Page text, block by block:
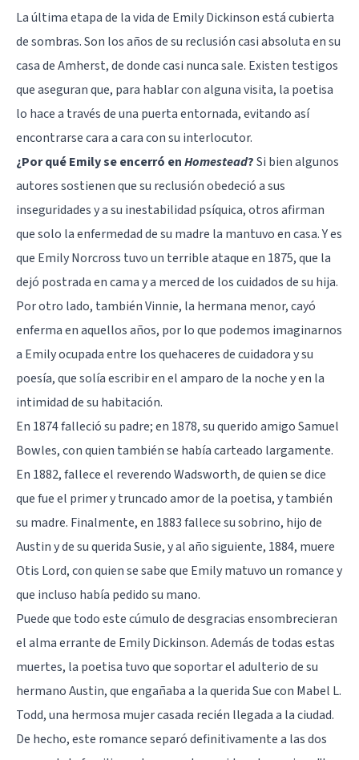
La última etapa de la vida de Emily Dickinson está cubierta
de sombras. Son los años de su reclusión casi absoluta en su
casa de Amherst, de donde casi nunca sale. Existen testigos
que aseguran que, para hablar con alguna visita, la poetisa
lo hace a través de una puerta entornada, evitando así
encontrarse cara a cara con su interlocutor.
¿Por qué Emily se encerró enHomestead?Si bien algunos
autores sostienen que su reclusión obedeció a sus
inseguridades y a su inestabilidad psíquica, otros afirman
que solo la enfermedad de su madre la mantuvo en casa. Y es
que Emily Norcross tuvo un terrible ataque en 1875, que la
dejó postrada en cama y a merced de los cuidados de su hija.
Por otro lado, también Vinnie, la hermana menor, cayó
enferma en aquellos años, por lo que podemos imaginarnos
a Emily ocupada entre los quehaceres de cuidadora y su
poesía, que solía escribir en el amparo de la noche y en la
intimidad de su habitación.
En 1874 falleció su padre; en 1878, su querido amigo Samuel
Bowles, con quien también se había carteado largamente.
En 1882, fallece el reverendo Wadsworth, de quien se dice
que fue el primer y truncado amor de la poetisa, y también
su madre. Finalmente, en 1883 fallece su sobrino, hijo de
Austin y de su querida Susie, y al año siguiente, 1884, muere
Otis Lord, con quien se sabe que Emily matuvo un romance y
que incluso había pedido su mano.
Puede que todo este cúmulo de desgracias ensombrecieran
el alma errante de Emily Dickinson. Además de todas estas
muertes, la poetisa tuvo que soportar el adulterio de su
hermano Austin, que engañaba a la querida Sue con Mabel L.
Todd, una hermosa mujer casada recién llegada a la ciudad.
De hecho, este romance separó definitivamente a las dos